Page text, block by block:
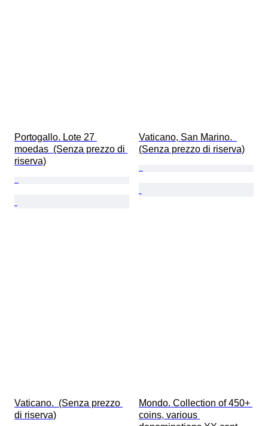
Portogallo. Lote 27
moedas  (Senza prezzo di
riserva)
Vaticano, San Marino.
(Senza prezzo di riserva)
Vaticano.  (Senza prezzo
di riserva)
Mondo. Collection of 450+
coins, various